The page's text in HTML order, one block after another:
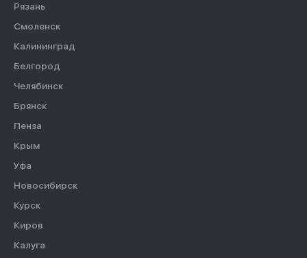
Рязань
Смоленск
Калининград
Белгород
Челябинск
Брянск
Пенза
Крым
Уфа
Новосибирск
Курск
Киров
Калуга